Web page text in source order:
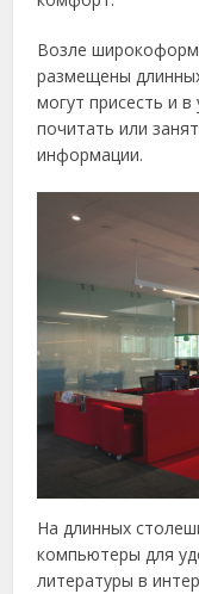
Возле
размещены
могут присесть и
почитать или
информации.
На длинных
компьютеры для
литературы в